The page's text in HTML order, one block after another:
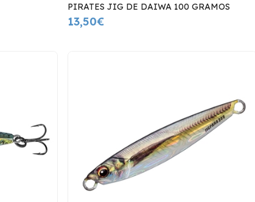
PIRATES JIG DE DAIWA 100 GRAMOS
13,50€